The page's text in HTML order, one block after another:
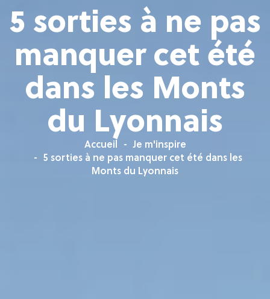
5 sorties à ne pas
manquer cet été
dans les Monts
du Lyonnais
Accueil
Je m'inspire
5 sorties à ne pas manquer cet été dans les
Monts du Lyonnais